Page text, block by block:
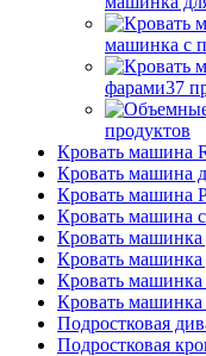
машинка с
фарами37
продуктов
Кровать машина
Кровать машина
Кровать машина
Кровать машина
Кровать машинка
Кровать машинка
Кровать машинка
Кровать машинка
Подростковая
Подростковая